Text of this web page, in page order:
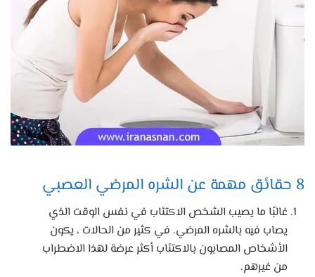
8 حقائق مهمة عن الشره المرضي العصبي
غالبًا ما يصيب الشخص الاكتئاب في نفس الوقت الذي
يصاب فيه بالشره المرضي. في كثير من الحالات ، يكون
الأشخاص المصابون بالاكتئاب أكثر عرضة لهذا الاضطراب
من غيرهم.